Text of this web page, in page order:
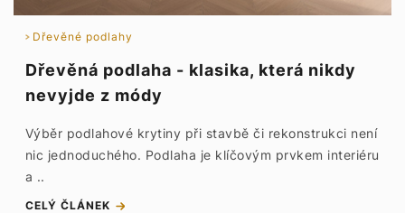
Dřevěné podlahy
Dřevěná podlaha - klasika, která nikdy
nevyjde z módy
Výběr podlahové krytiny při stavbě či rekonstrukci není
nic jednoduchého. Podlaha je klíčovým prvkem interiéru
a ..
CELÝ ČLÁNEK